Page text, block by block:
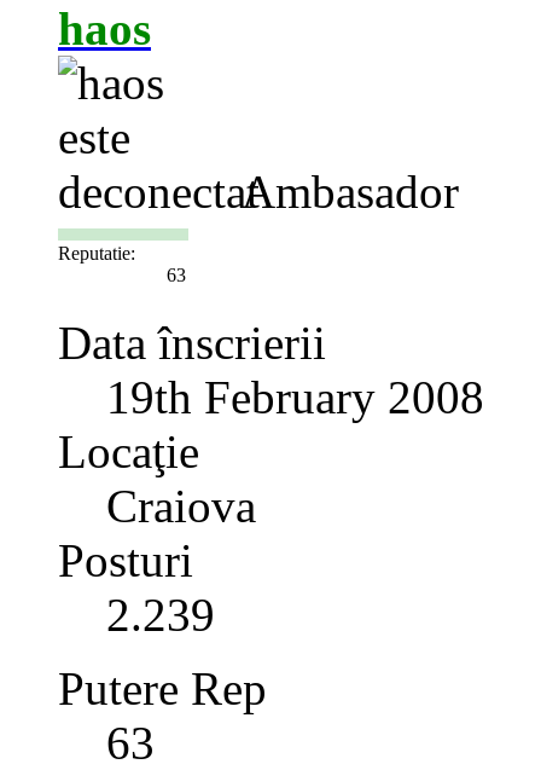
haos
Ambasador
Reputatie:
63
Data înscrierii
19th February 2008
Locaţie
Craiova
Posturi
2.239
Putere Rep
63